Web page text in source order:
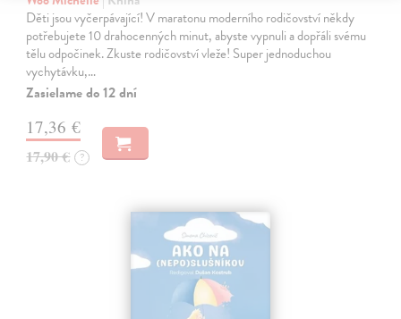
Děti jsou vyčerpávající! V maratonu moderního rodičovství někdy
potřebujete 10 drahocenných minut, abyste vypnuli a dopřáli svému
tělu odpočinek. Zkuste rodičovství vleže! Super jednoduchou
vychytávku,…
Zasielame do 12 dní
17,36 €
17,90 € ?